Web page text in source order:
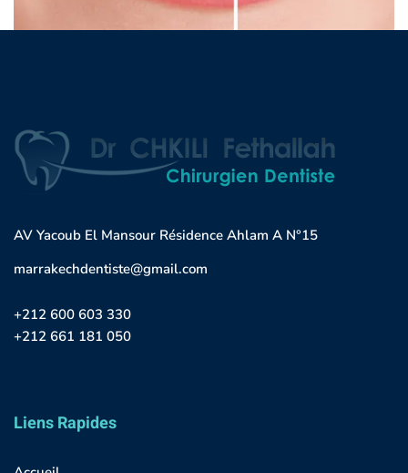
AV Yacoub El Mansour Résidence Ahlam A N°15
marrakechdentiste@gmail.com
+212 600 603 330
+212 661 181 050
Liens Rapides